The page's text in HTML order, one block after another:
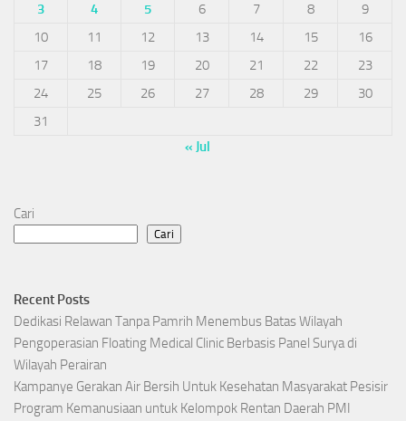
3
4 5 6 7 8
9
10
11 12 13 14 15
16
17
18 19 20 21 22
23
24
25 26 27 28 29
30
31
« Jul
Cari
Cari
Recent Posts
Dedikasi Relawan Tanpa Pamrih Menembus Batas Wilayah
Pengoperasian Floating Medical Clinic Berbasis Panel Surya di
Wilayah Perairan
Kampanye Gerakan Air Bersih Untuk Kesehatan Masyarakat Pesisir
Program Kemanusiaan untuk Kelompok Rentan Daerah PMI